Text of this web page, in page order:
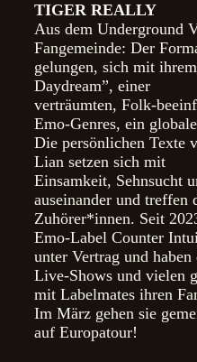
TIGER REALLY
Aus dem Underground
Fangemeinde: Der
gelungen, sich mit
Daydream”, einer
verträumten, Folk-
Emo-Genres, ein
Die persönlichen Texte
Lian setzen sich mit
Einsamkeit, Sehnsucht
auseinander und treffen
Zuhörer*innen. Seit
Emo-Label Counter
unter Vertrag und
Live-Shows und vielen
mit Labelmates ihren
Im März gehen sie
auf Europatour!